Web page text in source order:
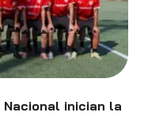
inician la